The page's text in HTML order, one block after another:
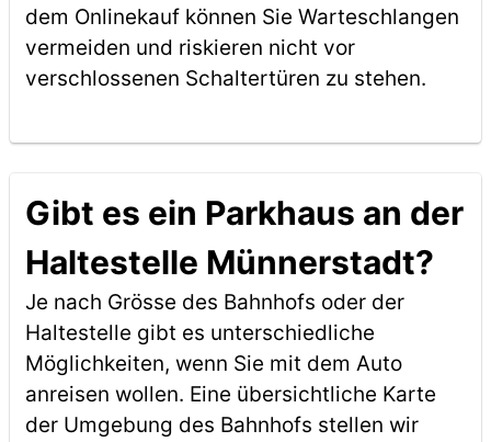
dem Onlinekauf können Sie Warteschlangen
vermeiden und riskieren nicht vor
verschlossenen Schaltertüren zu stehen.
Gibt es ein Parkhaus an der
Haltestelle Münnerstadt?
Je nach Grösse des Bahnhofs oder der
Haltestelle gibt es unterschiedliche
Möglichkeiten, wenn Sie mit dem Auto
anreisen wollen. Eine übersichtliche Karte
der Umgebung des Bahnhofs stellen wir